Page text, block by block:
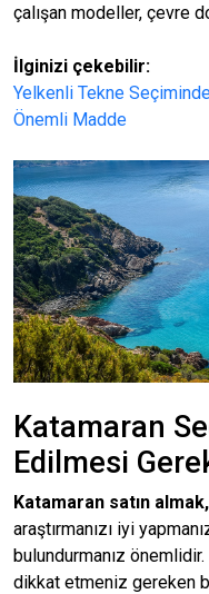
çalışan modeller, çevre
İlginizi çekebilir:
Yelkenli Tekne
Önemli Madde
Katamaran
Edilmesi
Katamaran satın almak,
araştırmanızı iyi
bulundurmanız
dikkat etmeniz gereken